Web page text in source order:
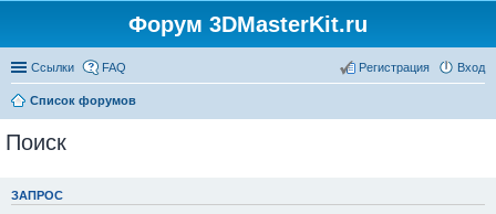
Форум 3DMasterKit.ru
Ссылки FAQ Вход
Регистрация
Список форумов
Поиск
ЗАПРОС